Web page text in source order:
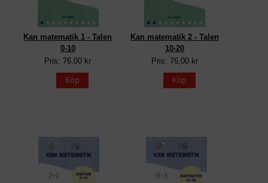
Kan matematik 1 - Talen
0-10
Pris: 76,00 kr
Köp
Kan matematik 2 - Talen
10-20
Pris: 76,00 kr
Köp